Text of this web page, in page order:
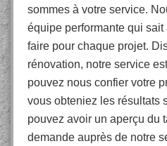
sommes à votre service.
équipe performante qui
faire pour chaque projet.
rénovation, notre service
pouvez nous confier votre
vous obteniez les résultats
pouvez avoir un aperçu du
demande auprès de notre